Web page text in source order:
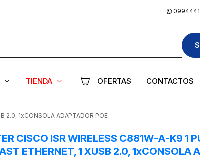
TIENDA OFERTAS CONTACTOS
2.0, 1xCONSOLA ADAPTADOR POE
CISCO ISR WIRELESS C881W-A-K9 1
ETHERNET, 1 XUSB 2.0, 1xCONSOLA